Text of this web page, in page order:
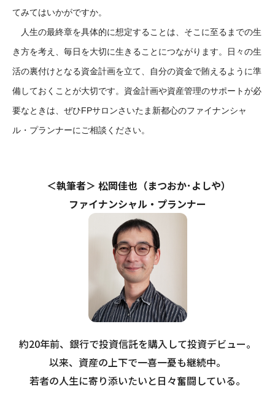
てみてはいかがですか。
人生の最終章を具体的に想定することは、そこに至るまでの生
き方を考え、毎日を大切に生きることにつながります。日々の生
活の裏付けとなる資金計画を立て、自分の資金で賄えるように準
備しておくことが大切です。資金計画や資産管理のサポートが必
要なときは、ぜひFPサロンさいたま新都心のファイナンシャ
ル・プランナーにご相談ください。
＜執筆者＞ 松岡佳也（まつおか･よしや）
ファイナンシャル・プランナー
約20年前、銀行で投資信託を購入して投資デビュー。
以来、資産の上下で一喜一憂も継続中。
若者の人生に寄り添いたいと日々奮闘している。